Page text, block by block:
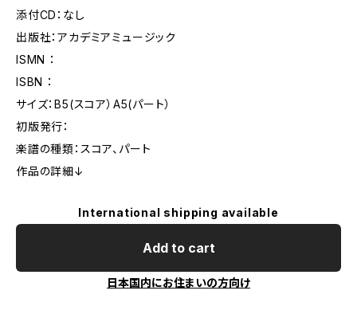
添付CD：なし
出版社：アカデミアミュージック
ISMN ：
ISBN ：
サイズ：B5(スコア）A5(パート）
初版発行：
楽譜の種類：スコア、パート
作品の詳細↓
International shipping available
Add to cart
日本国内にお住まいの方向け